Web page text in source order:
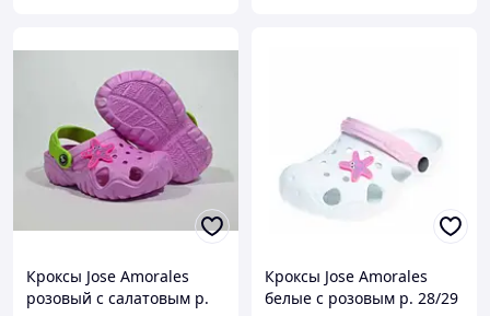
Кроксы Jose Amorales
розовый с салатовым р.
Кроксы Jose Amorales
белые с розовым р. 28/29